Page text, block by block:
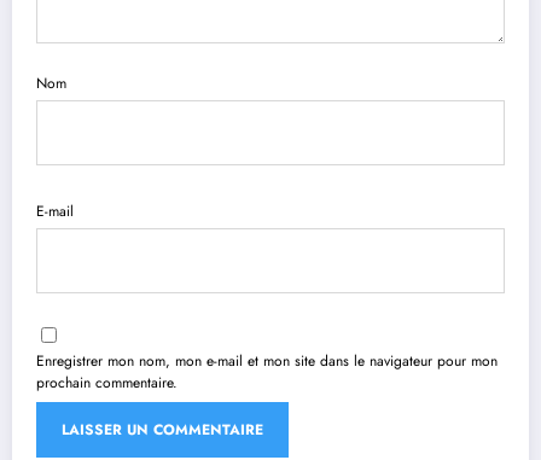
Nom
E-mail
Enregistrer mon nom, mon e-mail et mon site dans le navigateur pour mon
prochain commentaire.